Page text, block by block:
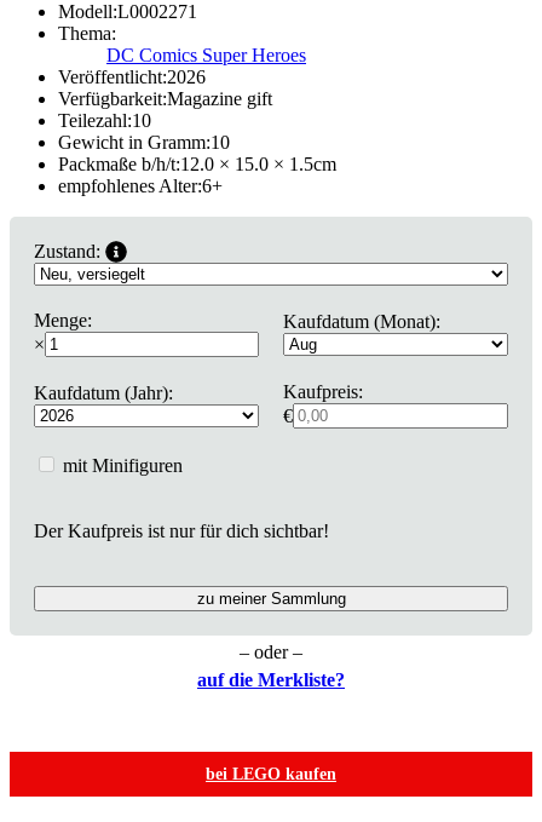
Modell:L0002271
Thema:
DC Comics Super Heroes
Veröffentlicht:2026
Verfügbarkeit:Magazine gift
Teilezahl:10
Gewicht in Gramm:10
Packmaße b/h/t:12.0 × 15.0 × 1.5cm
empfohlenes Alter:6+
Zustand:
Menge:
×
Kaufdatum (Monat):
Kaufdatum (Jahr):
Kaufpreis:
€
Der Kaufpreis ist nur für dich sichtbar!
zu meiner Sammlung
mit Minifiguren
– oder –
auf die Merkliste?
bei LEGO kaufen